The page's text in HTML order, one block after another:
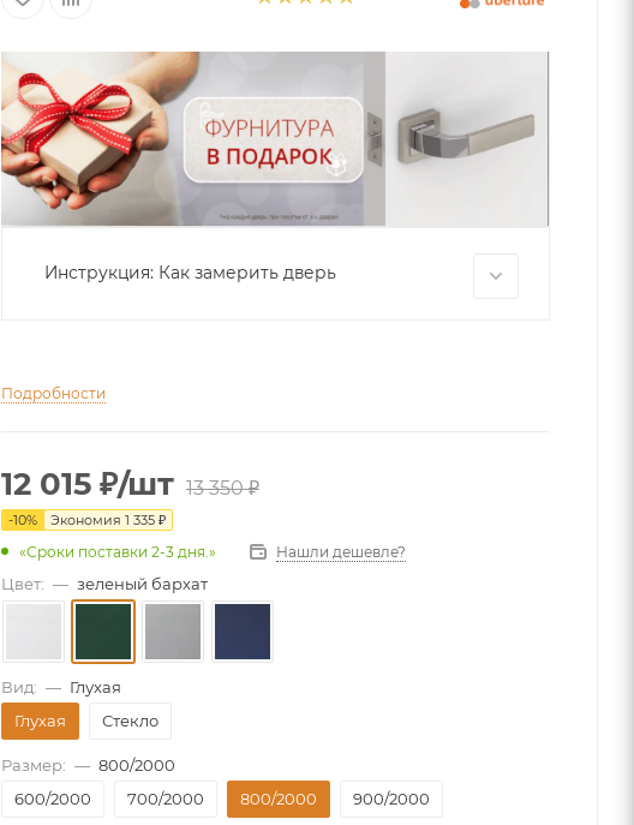
Инструкция: Как замерить дверь
Подробности
12 015 ₽/шт 13 350₽
-10% Экономия 1 335 ₽
«Сроки поставки 2-3 дня.» Нашли дешевле?
Цвет: — зеленый бархат
Вид: — Глухая
Глухая
Стекло
Размер: — 800/2000
600/2000
700/2000 800/2000 900/2000